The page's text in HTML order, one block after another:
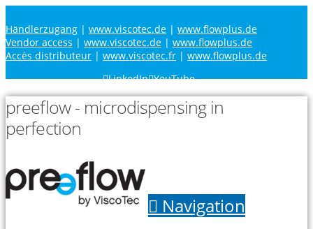
Händlerzugang | www.viscotec.de | www.flowplus.de
Vendor access | www.viscotec.de | www.flowplus.de
Accès distributeur | www.viscotec.fr | www.flowplus.de
LinkedIn YouTube
preeflow - microdispensing in
perfection
Navigation